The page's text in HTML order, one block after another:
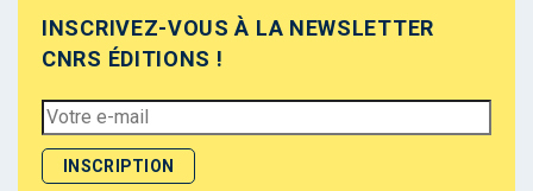
INSCRIVEZ-VOUS À LA NEWSLETTER
CNRS ÉDITIONS !